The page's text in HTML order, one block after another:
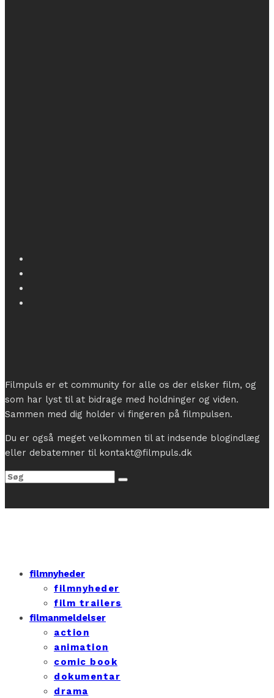
Filmpuls er et community for alle os der elsker film, og
som har lyst til at bidrage med holdninger og viden.
Sammen med dig holder vi fingeren på filmpulsen.
Du er også meget velkommen til at indsende blogindlæg
eller debatemner til kontakt@filmpuls.dk
filmnyheder
filmnyheder
film trailers
filmanmeldelser
action
animation
comic book
dokumentar
drama